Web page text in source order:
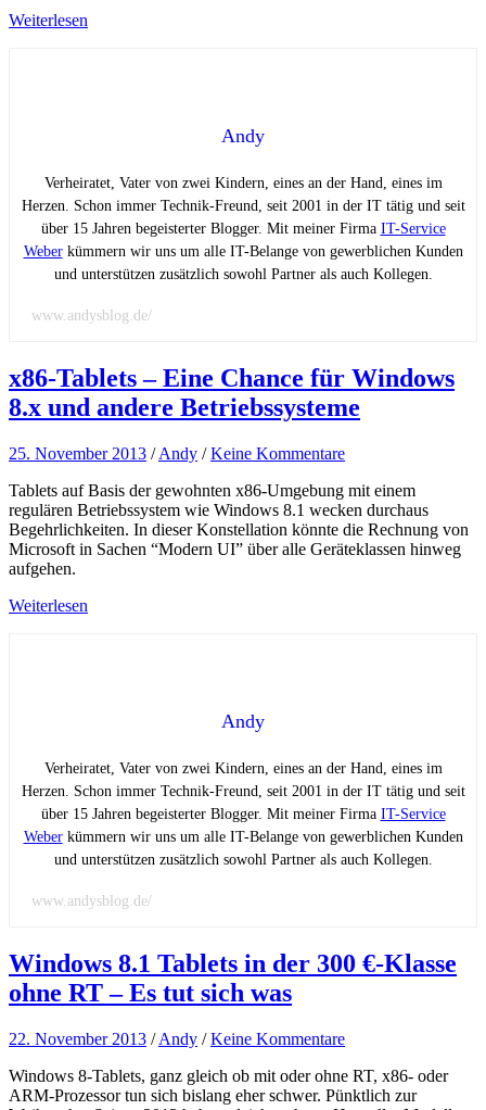
Weiterlesen
Andy
Verheiratet, Vater von zwei Kindern, eines an der Hand, eines im
Herzen. Schon immer Technik-Freund, seit 2001 in der IT tätig und seit
über 15 Jahren begeisterter Blogger. Mit meiner Firma IT-Service
Weberkümmern wir uns um alle IT-Belange von gewerblichen Kunden
und unterstützen zusätzlich sowohl Partner als auch Kollegen.
www.andysblog.de/
x86-Tablets – Eine Chance für Windows
8.x und andere Betriebssysteme
25. November 2013 /Andy /Keine Kommentare
Tablets auf Basis der gewohnten x86-Umgebung mit einem
regulären Betriebssystem wie Windows 8.1 wecken durchaus
Begehrlichkeiten. In dieser Konstellation könnte die Rechnung von
Microsoft in Sachen “Modern UI” über alle Geräteklassen hinweg
aufgehen.
Weiterlesen
Andy
Verheiratet, Vater von zwei Kindern, eines an der Hand, eines im
Herzen. Schon immer Technik-Freund, seit 2001 in der IT tätig und seit
über 15 Jahren begeisterter Blogger. Mit meiner Firma IT-Service
Weberkümmern wir uns um alle IT-Belange von gewerblichen Kunden
und unterstützen zusätzlich sowohl Partner als auch Kollegen.
www.andysblog.de/
Windows 8.1 Tablets in der 300 €-Klasse
ohne RT – Es tut sich was
22. November 2013 /Andy /Keine Kommentare
Windows 8-Tablets, ganz gleich ob mit oder ohne RT, x86- oder
ARM-Prozessor tun sich bislang eher schwer. Pünktlich zur